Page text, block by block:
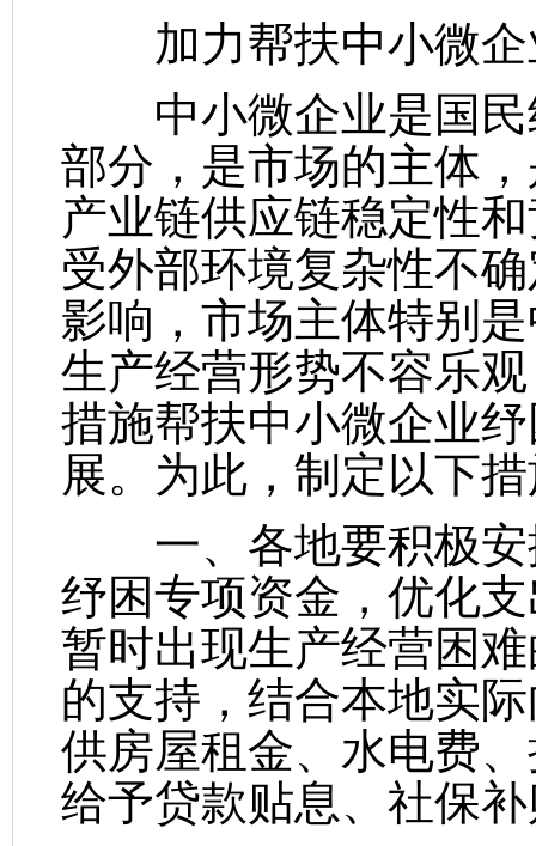
加力帮扶中小微企
中小微企业是国民
部分，是市场的主体
产业链供应链稳定性
受外部环境复杂性不
影响，市场主体特别
生产经营形势不容乐
措施帮扶中小微企业
展。为此，制定以下
一、各地要积极安
纾困专项资金，优化
暂时出现生产经营困
的支持，结合本地实
供房屋租金、水电费
给予贷款贴息、社保